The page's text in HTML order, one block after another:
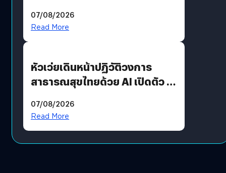
โดยตรง
07/08/2026
Read More
หัวเว่ยเดินหน้าปฏิวัติวงการ
สาธารณสุขไทยด้วย AI เปิดตัว 4
AI เพื่อการแพทย์ในประเทศไทย
07/08/2026
Read More